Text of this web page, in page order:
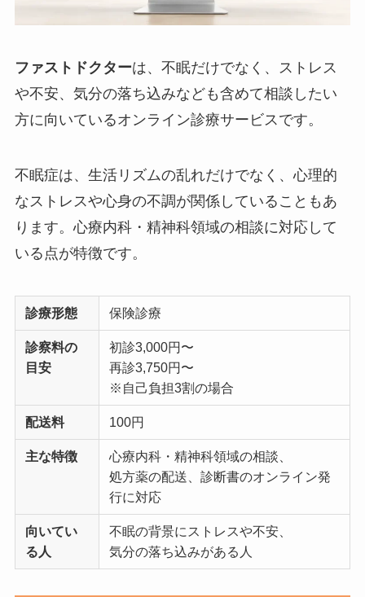
ファストドクターは、不眠だけでなく、ストレス
や不安、気分の落ち込みなども含めて相談したい
方に向いているオンライン診療サービスです。
不眠症は、生活リズムの乱れだけでなく、心理的
なストレスや心身の不調が関係していることもあ
ります。心療内科・精神科領域の相談に対応して
いる点が特徴です。
診療形態 保険診療
診察料の
目安
初診3,000円〜
再診3,750円〜
※自己負担3割の場合
配送料 100円
主な特徴
心療内科・精神科領域の相談、
処方薬の配送、診断書のオンライン発
行に対応
向いてい
る人
不眠の背景にストレスや不安、
気分の落ち込みがある人